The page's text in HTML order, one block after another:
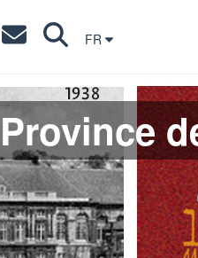
FR